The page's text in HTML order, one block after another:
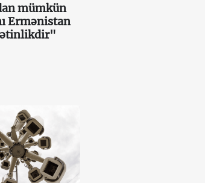
mümkün
Ermənistan